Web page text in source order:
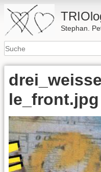
Stephan.
le_front.jpg